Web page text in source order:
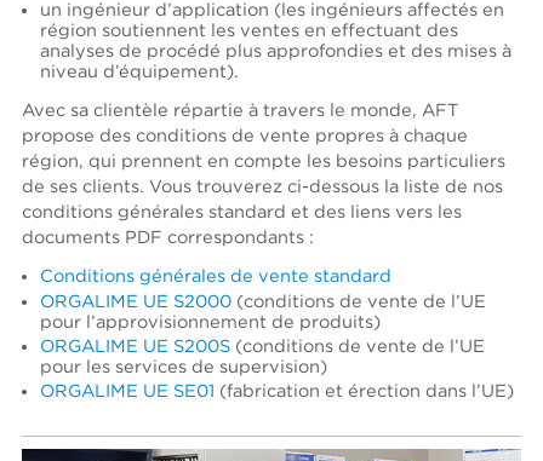
un ingénieur d’application (les ingénieurs affectés en
région soutiennent les ventes en effectuant des
analyses de procédé plus approfondies et des mises à
niveau d’équipement).
Avec sa clientèle répartie à travers le monde, AFT
propose des conditions de vente propres à chaque
région, qui prennent en compte les besoins particuliers
de ses clients. Vous trouverez ci-dessous la liste de nos
conditions générales standard et des liens vers les
documents PDF correspondants :
Conditions générales de vente standard
ORGALIME UE S2000(conditions de vente de l’UE
pour l’approvisionnement de produits)
ORGALIME UE S200S(conditions de vente de l’UE
pour les services de supervision)
ORGALIME UE SE01 (fabrication et érection dans l’UE)